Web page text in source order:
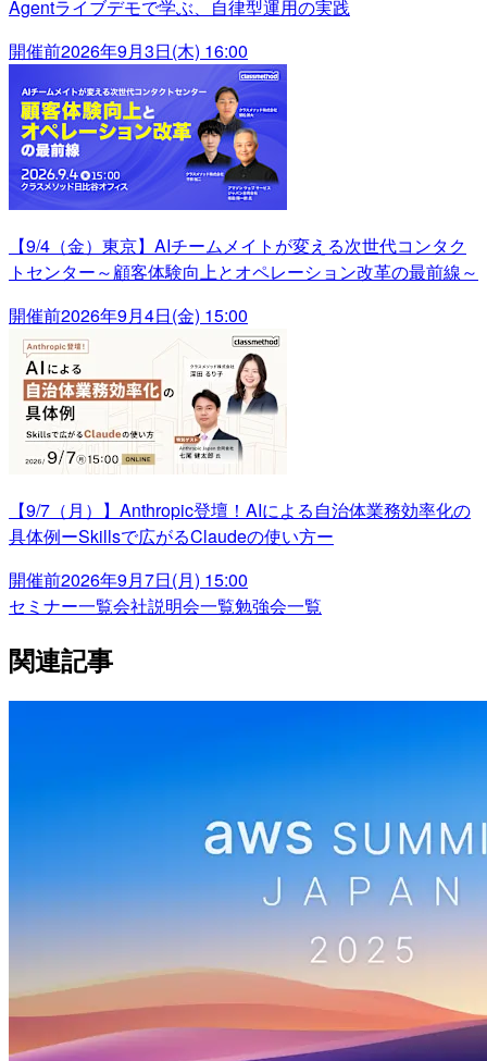
Agentライブデモで学ぶ、自律型運用の実践
開催前2026年9月3日(木) 16:00
【9/4（金）東京】AIチームメイトが変える次世代コンタク
トセンター～顧客体験向上とオペレーション改革の最前線～
開催前2026年9月4日(金) 15:00
【9/7（月）】Anthropic登壇！AIによる自治体業務効率化の
具体例ーSkillsで広がるClaudeの使い方ー
開催前2026年9月7日(月) 15:00
セミナー一覧会社説明会一覧勉強会一覧
関連記事